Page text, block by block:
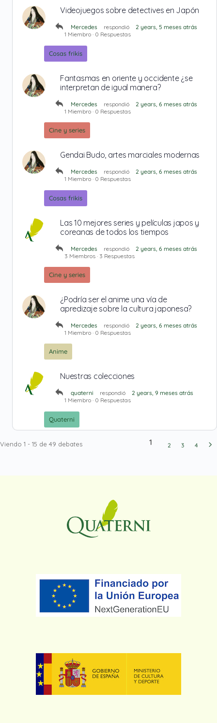
Videojuegos sobre detectives en Japón
Mercedes respondió
2 years, 5 meses atrás
1 Miembro · 0 Respuestas
Cosas frikis
Fantasmas en oriente y occidente ¿se
interpretan de igual manera?
Mercedes respondió
2 years, 6 meses atrás
1 Miembro · 0 Respuestas
Cine y series
Gendai Budo, artes marciales modernas
Mercedes respondió
2 years, 6 meses atrás
1 Miembro · 0 Respuestas
Cosas frikis
Las 10 mejores series y películas japos y
coreanas de todos los tiempos
Mercedes respondió
2 years, 6 meses atrás
3 Miembros · 3 Respuestas
Cine y series
¿Podría ser el anime una vía de
apredizaje sobre la cultura japonesa?
Mercedes respondió
2 years, 6 meses atrás
1 Miembro · 0 Respuestas
Anime
Nuestras colecciones
quaterni respondió
2 years, 9 meses atrás
1 Miembro · 0 Respuestas
Quaterni
Viendo 1 - 15 de 49 debates 1 2 3 4